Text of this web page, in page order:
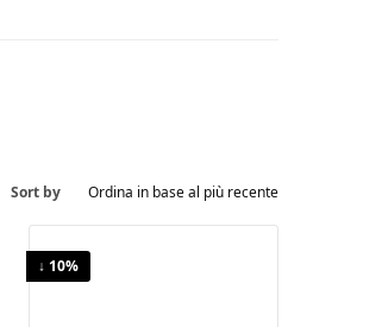
Sort by
↓ 10%